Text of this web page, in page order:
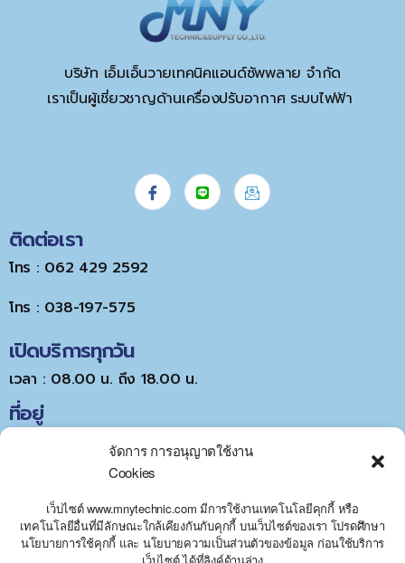
จัดการ การอนุญาตใช้งาน
Cookies
เว็บไซต์ www.mnytechnic.com มีการใช้งานเทคโนโลยีคุกกี้ หรือ
เทคโนโลยีอื่นที่มีลักษณะใกล้เคียงกันกับคุกกี้ บนเว็บไซต์ของเรา โปรดศึกษา
นโยบายการใช้คุกกี้ และ นโยบายความเป็นส่วนตัวของข้อมูล ก่อนใช้บริการ
บริษัท เอ็มเอ็นวายเทคนิคแอนด์ซัพพลาย จำกัด
เราเป็นผู้เชี่ยวชาญด้านเครื่องปรับอากาศ ระบบไฟฟ้า
ติดต่อเรา
โทร : 062 429 2592
โทร : 038-197-575
เปิดบริการทุกวัน
เวลา : 08.00 น. ถึง 18.00 น.
ที่อยู่
Click to accept marketing cookies and
Y